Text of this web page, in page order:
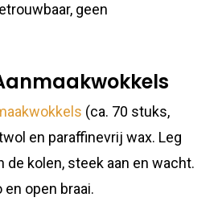
geen
(ca. 70 stuks,
en paraffinevrij wax. Leg
kolen, steek aan en wacht.
en open braai.